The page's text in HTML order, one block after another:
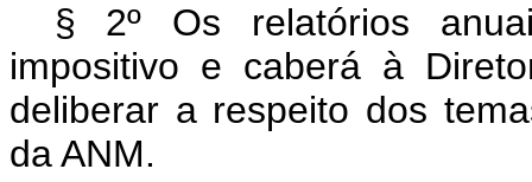
§ 2º Os relatórios
impositivo e caberá à
deliberar a respeito dos
da ANM.